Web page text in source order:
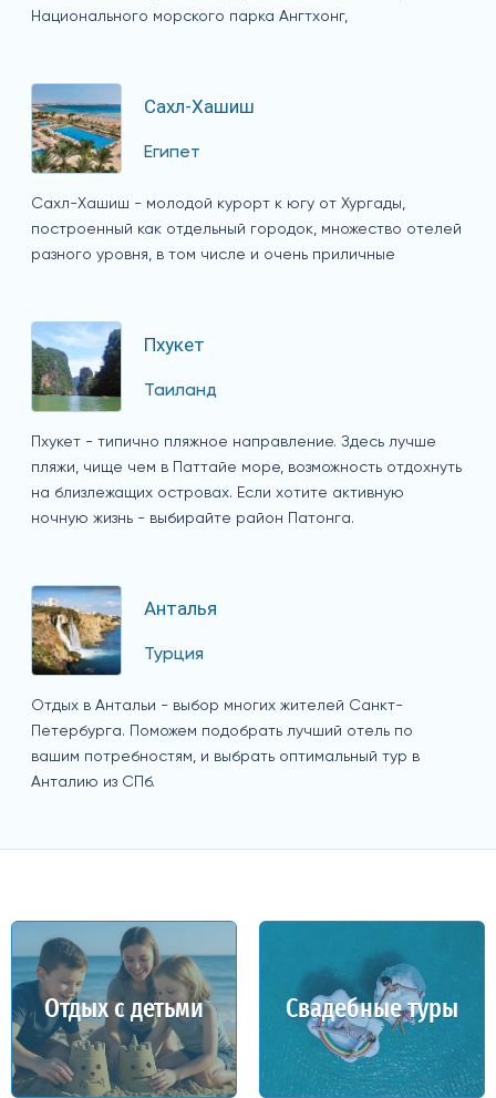
Национального морского парка Ангтхонг,
Сахл-Хашиш
Египет
Сахл-Хашиш - молодой курорт к югу от Хургады,
построенный как отдельный городок, множество отелей
разного уровня, в том числе и очень приличные
Пхукет
Таиланд
Пхукет - типично пляжное направление. Здесь лучше
пляжи, чище чем в Паттайе море, возможность отдохнуть
на близлежащих островах. Если хотите активную
ночную жизнь - выбирайте район Патонга.
Анталья
Турция
Отдых в Антальи - выбор многих жителей Санкт-
Петербурга. Поможем подобрать лучший отель по
вашим потребностям, и выбрать оптимальный тур в
Анталию из СПб.
Отдых с детьми Свадебные туры